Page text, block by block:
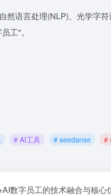
然语言处理(NLP)、光学字
工"。
# AI工具 # seedanse #
数字员工的技术融合与核心